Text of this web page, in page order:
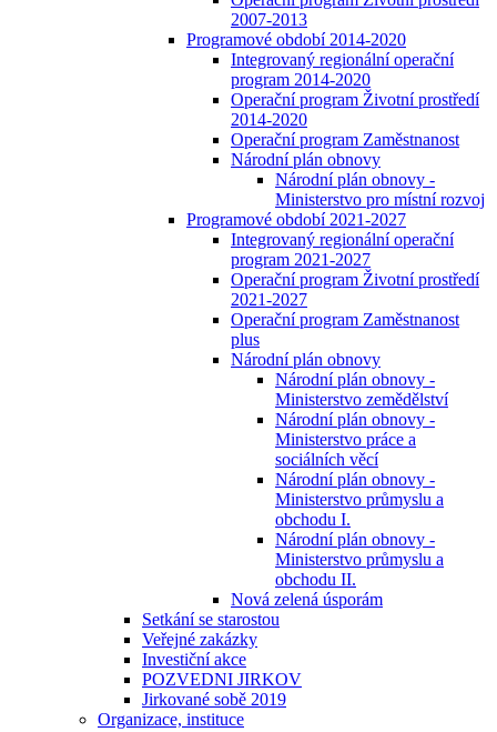
2007-2013
Programové období 2014-2020
Integrovaný regionální operační
program 2014-2020
Operační program Životní prostředí
2014-2020
Operační program Zaměstnanost
Národní plán obnovy
Národní plán obnovy -
Ministerstvo pro místní rozvoj
Programové období 2021-2027
Integrovaný regionální operační
program 2021-2027
Operační program Životní prostředí
2021-2027
Operační program Zaměstnanost
plus
Národní plán obnovy
Národní plán obnovy -
Ministerstvo zemědělství
Národní plán obnovy -
Ministerstvo práce a
sociálních věcí
Národní plán obnovy -
Ministerstvo průmyslu a
obchodu I.
Národní plán obnovy -
Ministerstvo průmyslu a
obchodu II.
Nová zelená úsporám
Setkání se starostou
Veřejné zakázky
Investiční akce
POZVEDNI JIRKOV
Jirkované sobě 2019
Organizace, instituce